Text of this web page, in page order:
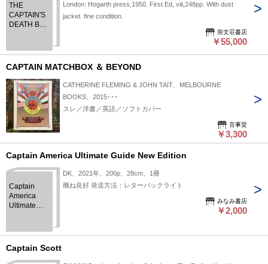
THE
CAPTAIN'S
DEATH BED
ESSAYS.
London: Hogarth press,1950. First Ed, viii,248pp. With dust
jacket. fine condition.
崇文荘書店
￥55,000
CAPTAIN MATCHBOX ＆ BEYOND
CATHERINE FLEMING & JOHN TAIT、MELBOURNE
BOOKS、2015･･･
スレ／洋書／英語／ソフトカバー
言事堂
￥3,300
Captain America Ultimate Guide New Edition
Captain
America
Ultimate
DK、2021年、200p、28cm、1冊
概ね良好 発送方法：レターパックライト
みなみ書店
￥2,000
Captain Scott